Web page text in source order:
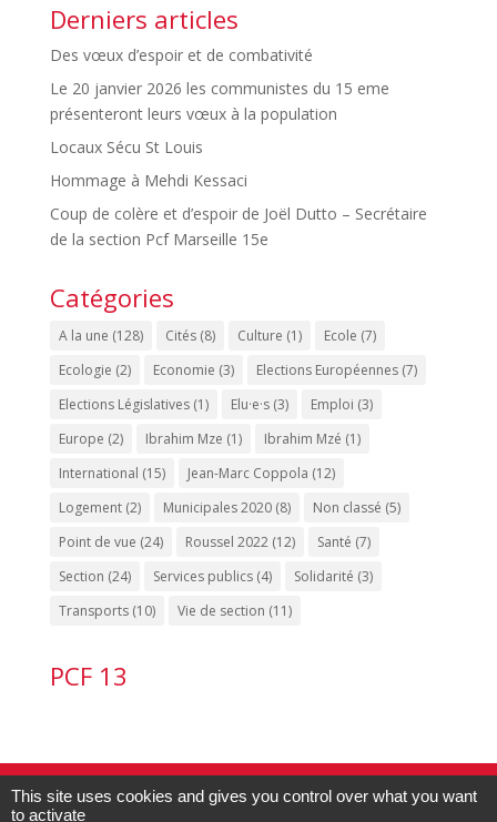
Derniers articles
Des vœux d’espoir et de combativité
Le 20 janvier 2026 les communistes du 15 eme
présenteront leurs vœux à la population
Locaux Sécu St Louis
Hommage à Mehdi Kessaci
Coup de colère et d’espoir de Joël Dutto – Secrétaire
de la section Pcf Marseille 15e
Catégories
A la une (128) Cités(8) Culture (1) Ecole (7)
Ecologie (2) Economie (3) Elections Européennes(7)
Elections Législatives(1) Elu·e·s(3) Emploi (3)
Europe (2) Ibrahim Mze (1) Ibrahim Mzé (1)
International (15) Jean-Marc Coppola (12)
Logement(2) Municipales 2020(8) Non classé (5)
Point de vue (24) Roussel 2022(12) Santé (7)
Section (24) Services publics(4) Solidarité (3)
Transports(10) Vie de section (11)
PCF 13
Contact PCF Marseille 15 :04.91.60.53.20-
This site uses cookies and gives you control over what you want
to activate